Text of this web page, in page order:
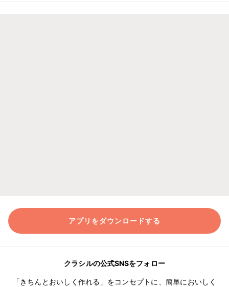
アプリをダウンロードする
クラシルの公式SNSをフォロー
「きちんとおいしく作れる」をコンセプトに、簡単においしく